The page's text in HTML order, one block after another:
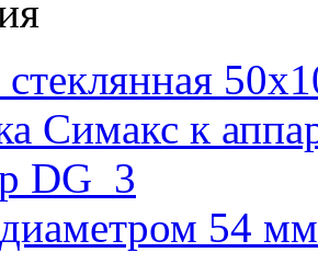
стеклянная
Симакс к
DG_3
54 мм